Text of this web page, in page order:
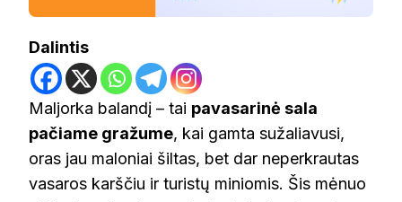
Dalintis
Maljorka balandį – tai pavasarinė sala
pačiame gražume, kai gamta sužaliavusi,
oras jau maloniai šiltas, bet dar neperkrautas
vasaros karščiu ir turistų miniomis. Šis mėnuo